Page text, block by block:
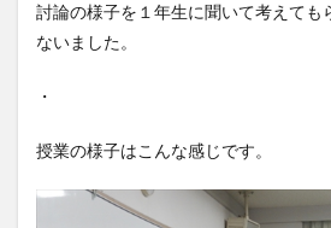
討論の様子を１年生に聞いて考えても
ないました。
・
授業の様子はこんな感じです。